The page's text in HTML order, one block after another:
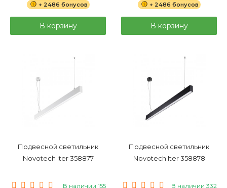
+ 2486 бонусов
В корзину
+ 2486 бонусов
В корзину
Подвесной светильник
Novotech Iter 358877
В наличии 155
Подвесной светильник
Novotech Iter 358878
В наличии 332